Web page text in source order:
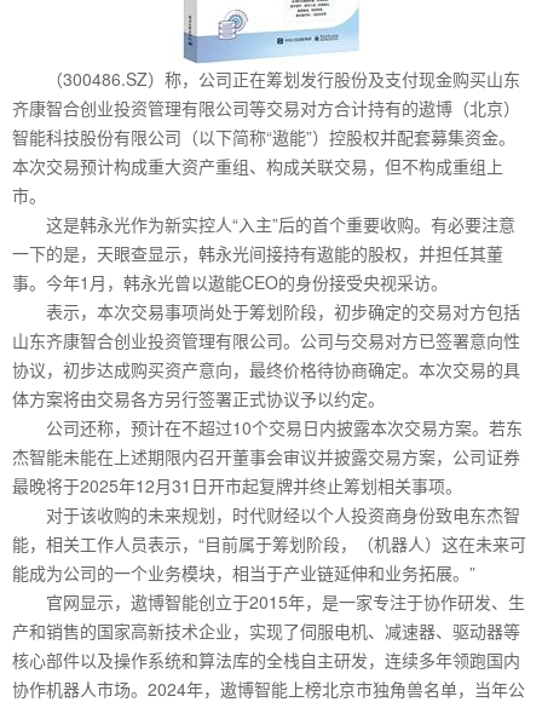
（300486.SZ）称，公司正在筹划发行股份及支付现金购买山东
齐康智合创业投资管理有限公司等交易对方合计持有的遨博（北京）
智能科技股份有限公司（以下简称“遨能”）控股权并配套募集资金。
本次交易预计构成重大资产重组、构成关联交易，但不构成重组上
市。
这是韩永光作为新实控人“入主”后的首个重要收购。有必要注意
一下的是，天眼查显示，韩永光间接持有遨能的股权，并担任其董
事。今年1月，韩永光曾以遨能CEO的身份接受央视采访。
表示，本次交易事项尚处于筹划阶段，初步确定的交易对方包括
山东齐康智合创业投资管理有限公司。公司与交易对方已签署意向性
协议，初步达成购买资产意向，最终价格待协商确定。本次交易的具
体方案将由交易各方另行签署正式协议予以约定。
公司还称，预计在不超过10个交易日内披露本次交易方案。若东
杰智能未能在上述期限内召开董事会审议并披露交易方案，公司证券
最晚将于2025年12月31日开市起复牌并终止筹划相关事项。
对于该收购的未来规划，时代财经以个人投资商身份致电东杰智
能，相关工作人员表示，“目前属于筹划阶段，（机器人）这在未来可
能成为公司的一个业务模块，相当于产业链延伸和业务拓展。”
官网显示，遨博智能创立于2015年，是一家专注于协作研发、生
产和销售的国家高新技术企业，实现了伺服电机、减速器、驱动器等
核心部件以及操作系统和算法库的全栈自主研发，连续多年领跑国内
协作机器人市场。2024年，遨博智能上榜北京市独角兽名单，当年公